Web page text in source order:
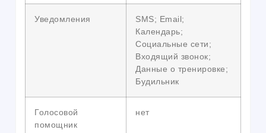
Уведомления
SMS; Email;
Календарь;
Социальные сети;
Входящий звонок;
Данные о тренировке;
Будильник
Голосовой
помощник
нет